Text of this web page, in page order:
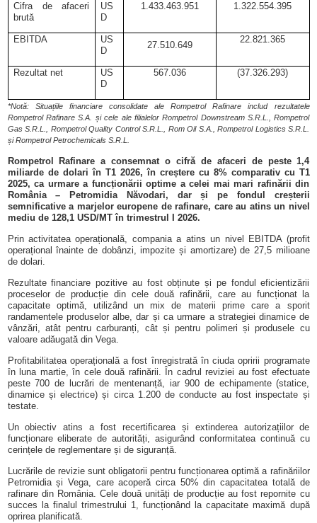
Cifra de afaceri
brută
US
D
1.433.463.951 1.322.554.395
EBITDA
US
D
27.510.649
22.821.365
Rezultat net
US
D
567.036 (37.326.293)
*Notă: Situațiile financiare consolidate ale Rompetrol Rafinare includ rezultatele
Rompetrol Rafinare S.A. și cele ale filialelor Rompetrol Downstream S.R.L., Rompetrol
Gas S.R.L., Rompetrol Quality Control S.R.L., Rom Oil S.A., Rompetrol Logistics S.R.L.
și Rompetrol Petrochemicals S.R.L.
Rompetrol Rafinare a consemnat o cifră de afaceri de peste 1,4
miliarde de dolari în T1 2026, în creștere cu 8% comparativ cu T1
2025, ca urmare a funcționării optime a celei mai mari rafinării din
România – Petromidia Năvodari, dar și pe fondul creșterii
semnificative a marjelor europene de rafinare, care au atins un nivel
mediu de 128,1 USD/MT în trimestrul I 2026.
Prin activitatea operațională, compania a atins un nivel EBITDA (profit
operațional înainte de dobânzi, impozite și amortizare)de 27,5 milioane
de dolari.
Rezultate financiare pozitive au fost obținute și pe fondul eficientizării
proceselor de producție din cele două rafinării, care au funcționat la
capacitate optimă, utilizând un mix de materii prime care a sporit
randamentele produselor albe, dar și ca urmare a strategiei dinamice de
vânzări, atât pentru carburanți, cât și pentru polimeri și produsele cu
valoare adăugată din Vega.
Profitabilitatea operațională a fost înregistrată în ciuda opririi programate
în luna martie, în cele două rafinării. În cadrul reviziei au fost efectuate
peste 700 de lucrări de mentenanță, iar 900 de echipamente (statice,
dinamice și electrice) și circa 1.200 de conducte au fost inspectate și
testate.
Un obiectiv atins a fost recertificarea și extinderea autorizațiilor de
funcționare eliberate de autorități, asigurând conformitatea continuă cu
cerințele de reglementare și de siguranță.
Lucrările de revizie sunt obligatorii pentru funcționarea optimă a rafinăriilor
Petromidia și Vega, care acoperă circa 50% din capacitatea totalăde
rafinare din România. Cele două unități de producție au fost repornite cu
succes la finalul trimestrului 1, funcționând la capacitate maximă după
oprirea planificată.